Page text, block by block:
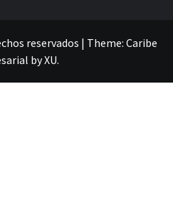
reservados | Theme: Caribe
byXU.